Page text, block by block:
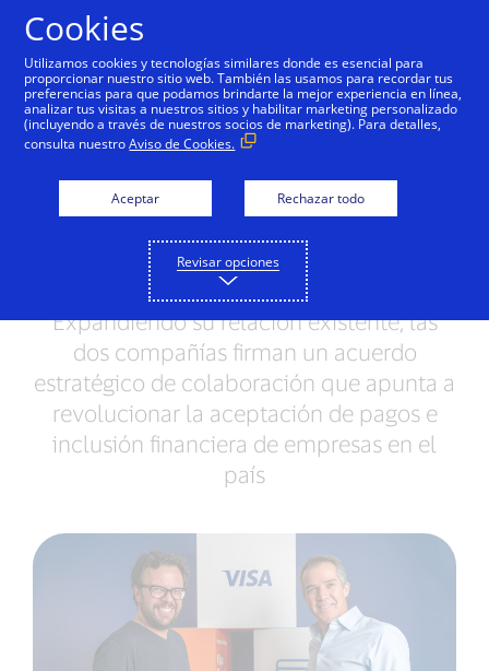
NOTAS DE PRENSA
Visa y Clip unen fuerzas
para acelerar la
aceptación de pagos
digitales en México
Expandiendo su relación existente, las
dos compañías firman un acuerdo
estratégico de colaboración que apunta a
revolucionar la aceptación de pagos e
inclusión financiera de empresas en el
país
Cookies
Utilizamos cookies y tecnologías similares donde es esencial para
proporcionar nuestro sitio web. También las usamos para recordar tus
preferencias para que podamos brindarte la mejor experiencia en línea,
analizar tus visitas a nuestros sitios y habilitar marketing personalizado
(incluyendo a través de nuestros socios de marketing). Para detalles,
consulta nuestroAviso de Cookies.
Aceptar Rechazar todo
Revisar opciones